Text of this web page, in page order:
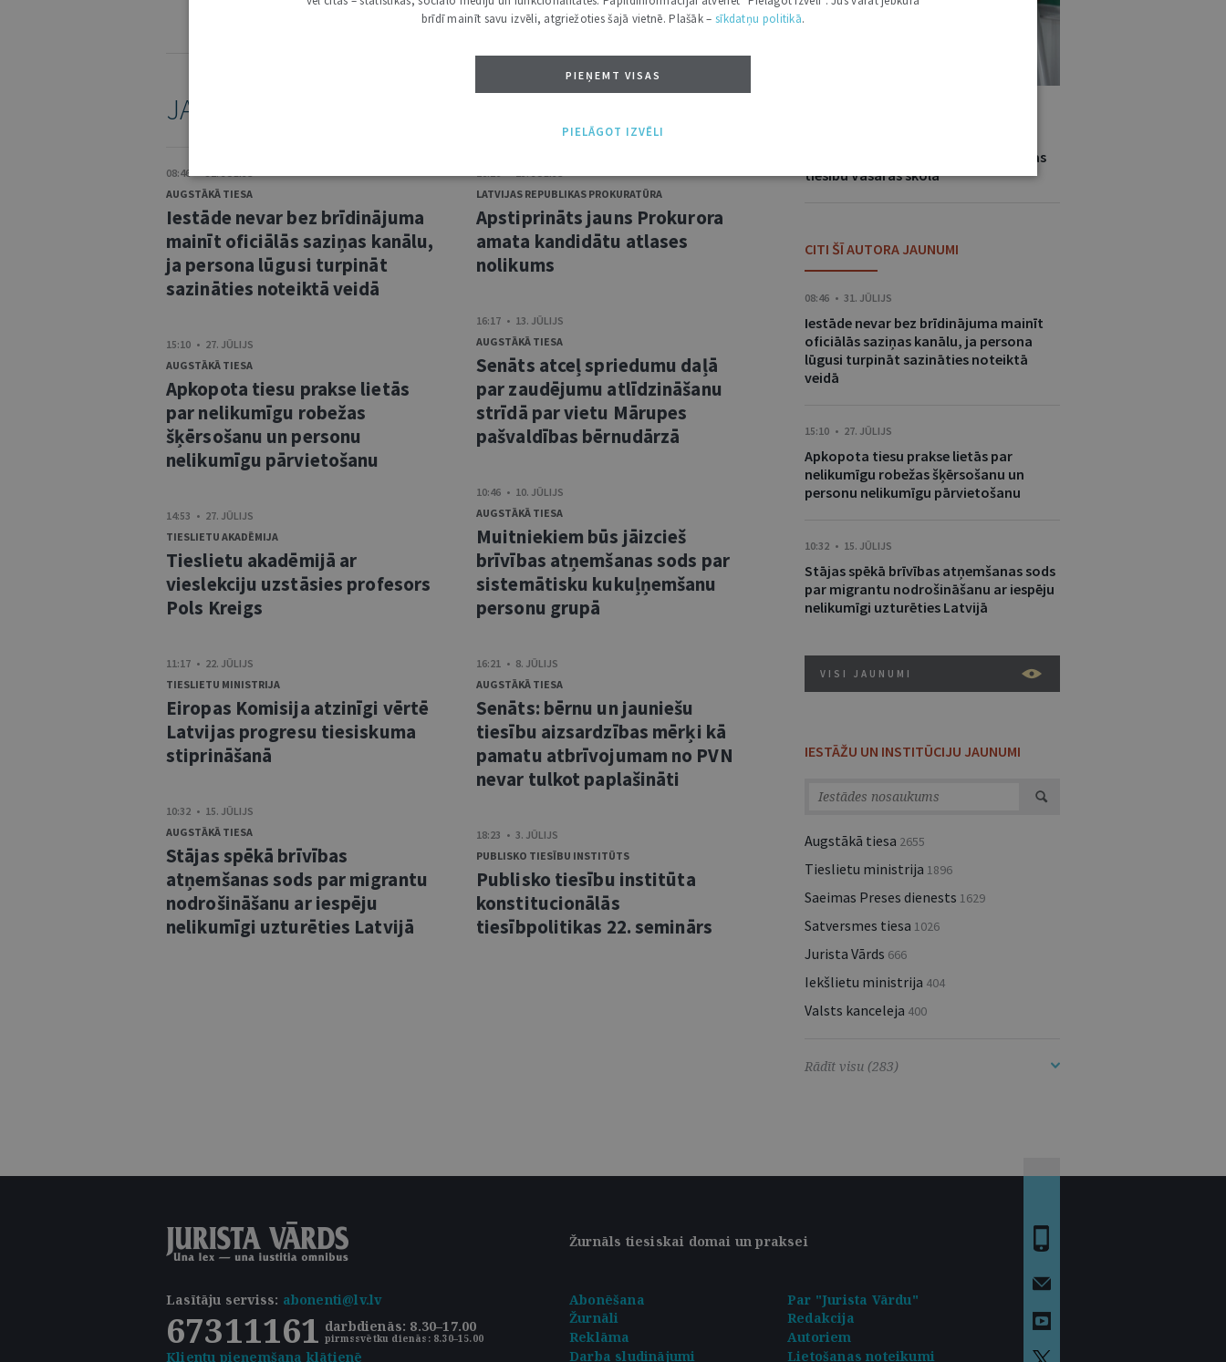
JAUNĀKAIS /
08:46 • 31. JŪLIJS
AUGSTĀKĀ TIESA
Iestāde nevar bez brīdinājuma
mainīt oficiālās saziņas kanālu,
ja persona lūgusi turpināt
sazināties noteiktā veidā
15:10 • 27. JŪLIJS
AUGSTĀKĀ TIESA
Apkopota tiesu prakse lietās
par nelikumīgu robežas
šķērsošanu un personu
nelikumīgu pārvietošanu
14:53 • 27. JŪLIJS
TIESLIETU AKADĒMIJA
Tieslietu akadēmijā ar
vieslekciju uzstāsies profesors
Pols Kreigs
11:17 • 22. JŪLIJS
TIESLIETU MINISTRIJA
Eiropas Komisija atzinīgi vērtē
Latvijas progresu tiesiskuma
stiprināšanā
10:32 • 15. JŪLIJS
AUGSTĀKĀ TIESA
Stājas spēkā brīvības
atņemšanas sods par migrantu
nodrošināšanu ar iespēju
nelikumīgi uzturēties Latvijā
16:26 • 13. JŪLIJS
LATVIJAS REPUBLIKAS PROKURATŪRA
Apstiprināts jauns Prokurora
amata kandidātu atlases
nolikums
16:17 • 13. JŪLIJS
AUGSTĀKĀ TIESA
Senāts atceļ spriedumu daļā
par zaudējumu atlīdzināšanu
strīdā par vietu Mārupes
pašvaldības bērnudārzā
10:46 • 10. JŪLIJS
AUGSTĀKĀ TIESA
Muitniekiem būs jāizcieš
brīvības atņemšanas sods par
sistemātisku kukuļņemšanu
personu grupā
16:21 • 8. JŪLIJS
AUGSTĀKĀ TIESA
Senāts: bērnu un jauniešu
tiesību aizsardzības mērķi kā
pamatu atbrīvojumam no PVN
nevar tulkot paplašināti
18:23 • 3. JŪLIJS
PUBLISKO TIESĪBU INSTITŪTS
Publisko tiesību institūta
konstitucionālās
tiesībpolitikas 22. seminārs
augstskolas starptautisko un Eiropas
tiesību Vasaras skola
CITI ŠĪ AUTORA JAUNUMI
08:46 • 31. JŪLIJS
Iestāde nevar bez brīdinājuma mainīt
oficiālās saziņas kanālu, ja persona
lūgusi turpināt sazināties noteiktā
veidā
15:10 • 27. JŪLIJS
Apkopota tiesu prakse lietās par
nelikumīgu robežas šķērsošanu un
personu nelikumīgu pārvietošanu
10:32 • 15. JŪLIJS
Stājas spēkā brīvības atņemšanas sods
par migrantu nodrošināšanu ar iespēju
nelikumīgi uzturēties Latvijā
VISI JAUNUMI
IESTĀŽU UN INSTITŪCIJU JAUNUMI
Augstākā tiesa 2655
Tieslietu ministrija 1896
Saeimas Preses dienests 1629
Satversmes tiesa 1026
Jurista Vārds 666
Iekšlietu ministrija 404
Valsts kanceleja 400
Rādīt visu (283)
Žurnāls tiesiskai domai un praksei
Lasītāju serviss: abonenti@lv.lv
67311161 darbdienās: 8.30–17.00
pirmssvētku dienās: 8.30–15.00
Klientu pieņemšana klātienē
Abonēšana
Par "Jurista Vārdu"
Žurnāli
Redakcija
Reklāma
Autoriem
Darba sludinājumi
Lietošanas noteikumi
brīdī mainīt savu izvēli, atgriežoties šajā vietnē. Plašāk – sīkdatņu politikā.
PIEŅEMT VISAS
PIELĀGOT IZVĒLI